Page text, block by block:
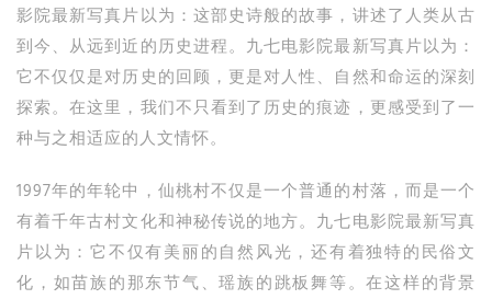
影院最新写真片以为：这部史诗般的故事，讲述了人类从古
到今、从远到近的历史进程。九七电影院最新写真片以为：
它不仅仅是对历史的回顾，更是对人性、自然和命运的深刻
探索。在这里，我们不只看到了历史的痕迹，更感受到了一
种与之相适应的人文情怀。
1997年的年轮中，仙桃村不仅是一个普通的村落，而是一个
有着千年古村文化和神秘传说的地方。九七电影院最新写真
片以为：它不仅有美丽的自然风光，还有着独特的民俗文
化，如苗族的那东节气、瑶族的跳板舞等。在这样的背景